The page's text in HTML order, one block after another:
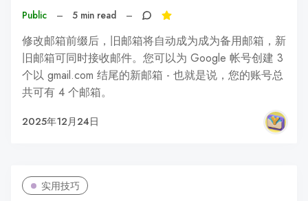
Public – 5 min read –
修改邮箱前缀后，旧邮箱将自动成为成为备用邮箱，新
旧邮箱可同时接收邮件。您可以为 Google 帐号创建 3
个以 gmail.com 结尾的新邮箱 - 也就是说，您的账号总
共可有 4 个邮箱。
2025年12月24日
实用技巧